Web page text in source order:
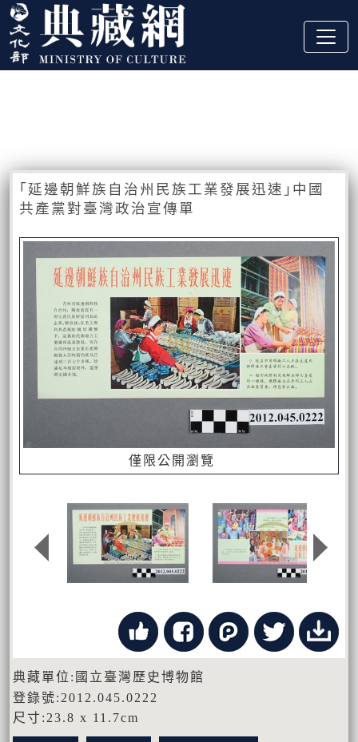
跳到主要內容
:::
｢延邊朝鮮族自治州民族工業發展迅速｣中國
共產黨對臺灣政治宣傳單
僅限公開瀏覽
典藏單位:國立臺灣歷史博物館
登錄號:2012.045.0222
尺寸:23.8 x 11.7cm